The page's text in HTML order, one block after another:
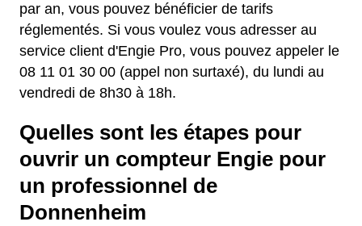
par an, vous pouvez bénéficier de tarifs
réglementés. Si vous voulez vous adresser au
service client d'Engie Pro, vous pouvez appeler le
08 11 01 30 00 (appel non surtaxé), du lundi au
vendredi de 8h30 à 18h.
Quelles sont les étapes pour
ouvrir un compteur Engie pour
un professionnel de
Donnenheim